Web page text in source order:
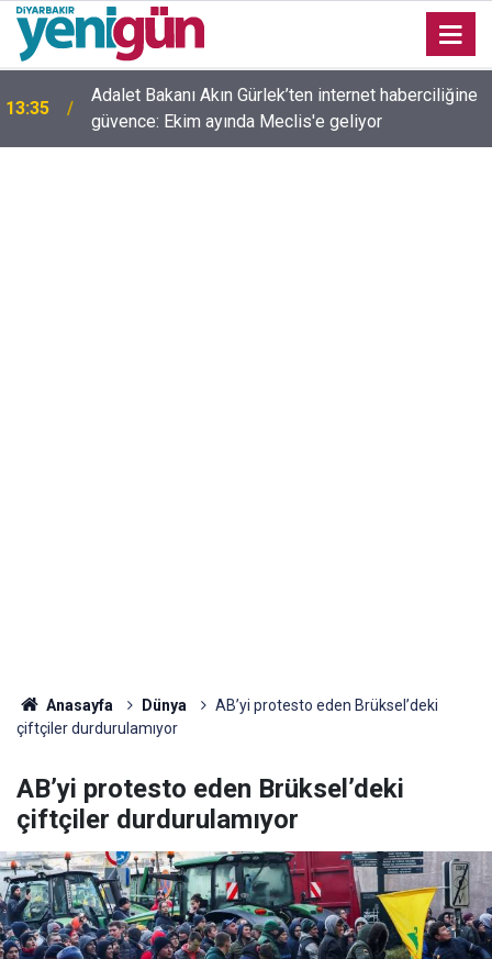
13:35
Adalet Bakanı Akın Gürlek’ten internet haberciliğine
güvence: Ekim ayında Meclis'e geliyor
Anasayfa Dünya
AB’yi protesto eden Brüksel’deki
çiftçiler durdurulamıyor
AB’yi protesto eden Brüksel’deki
çiftçiler durdurulamıyor